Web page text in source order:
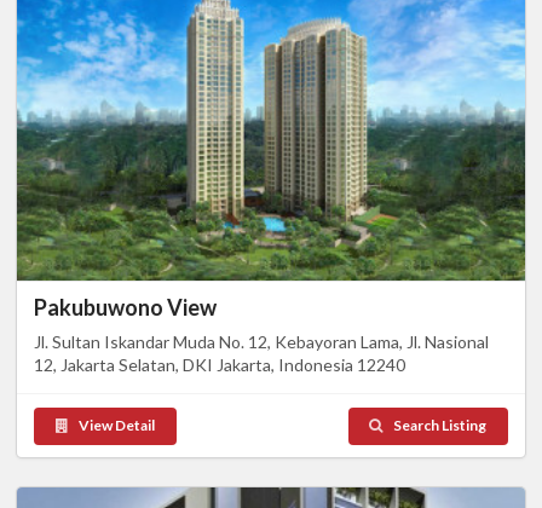
Pakubuwono View
Jl. Sultan Iskandar Muda No. 12, Kebayoran Lama, Jl. Nasional
12, Jakarta Selatan, DKI Jakarta, Indonesia 12240
View Detail Search Listing